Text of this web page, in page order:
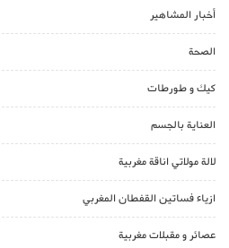
أخبار المشاهير
الصحة
كيك و طورطات
العناية بالجسم
لالة مولاتي اناقة مغربية
ازياء فساتين القفطان المغربي
عصائر و مقبلات مغربية